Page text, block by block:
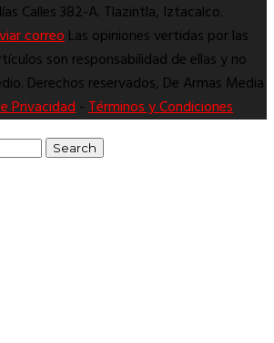
Calles 382-A. Tlazintla, Iztacalco.
correoLas opiniones vertidas por las
son responsabilidad de ellas y no
Derechos reservados, De Armas Media
Privacidad-Términos y Condiciones